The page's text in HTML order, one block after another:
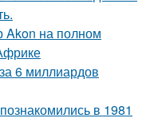
Akon на полном
6 миллиардов
в 1981